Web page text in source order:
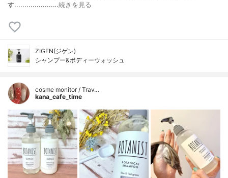
す...................…続きを見る
ZIGEN(ジゲン)
シャンプー&ボディーウォッシュ
cosme monitor / Trav…
kana_cafe_time